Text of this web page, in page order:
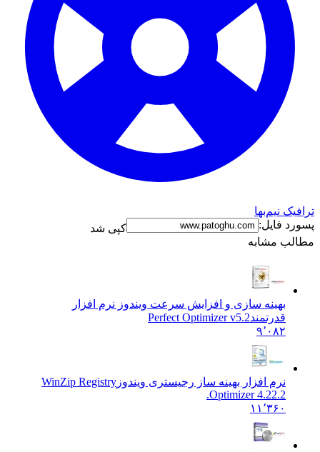
نیم‌بها
فایل:
کپی شد
مشابه
بهینه سازی و افزایش سرعت ویندوز نرم افزار
قدرتمندPerfect Optimizer v5.2
۹٬۰۸۲
نرم افزار بهینه ساز رجیستری ویندوزWinZip Registry
Optimizer 4.22.2.
۱۱٬۳۶۰